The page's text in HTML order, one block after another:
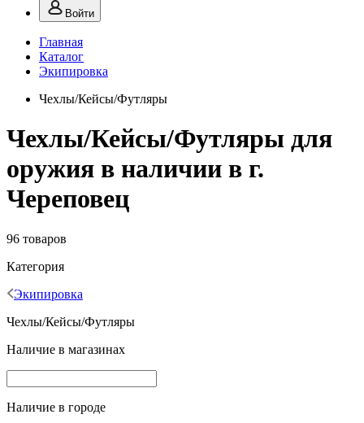
Войти
Главная
Каталог
Экипировка
Чехлы/Кейсы/Футляры
Чехлы/Кейсы/Футляры для
оружия в наличии в г.
Череповец
96 товаров
Категория
Экипировка
Чехлы/Кейсы/Футляры
Наличие в магазинах
Наличие в городе